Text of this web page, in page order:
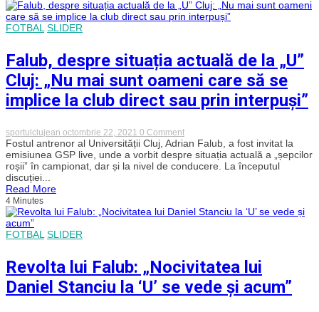
ajunge
în
FOTBAL SLIDER
Falub, despre situația actuală de la „U”
Cluj: „Nu mai sunt oameni care să se
implice la club direct sau prin interpuși”
sportulclujean octombrie 22, 2021 0 Commenton
Falub,
despre
situația
actuală
Cluj:
care
să
implice
Fostul antrenor al Universității Cluj, Adrian Falub, a fost invitat la
emisiunea GSP live, unde a vorbit despre situația actuală a „șepcilor
roșii” în campionat, dar și la nivel de conducere. La începutul
discuției...
Read More
4 Minutes
FOTBAL SLIDER
Revolta lui Falub: „Nocivitatea lui
Daniel Stanciu la ‘U’ se vede și acum”